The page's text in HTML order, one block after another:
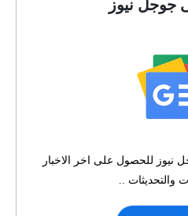
جوجل نيوز
نيوز للحصول على اخر الاخبار
والتحديثات ..